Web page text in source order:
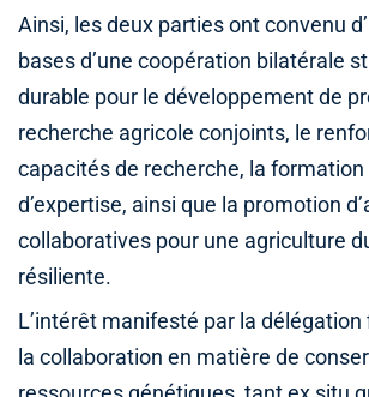
Ainsi, les deux parties ont convenu
bases d’une coopération bilatérale
durable pour le développement de
recherche agricole conjoints, le
capacités de recherche, la formation
d’expertise, ainsi que la promotion
collaboratives pour une agriculture
résiliente.
L’intérêt manifesté par la
la collaboration en matière de